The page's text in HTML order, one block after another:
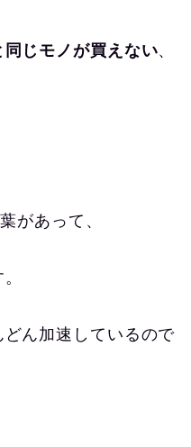
じモノが買えない、
があって、
ん加速しているので